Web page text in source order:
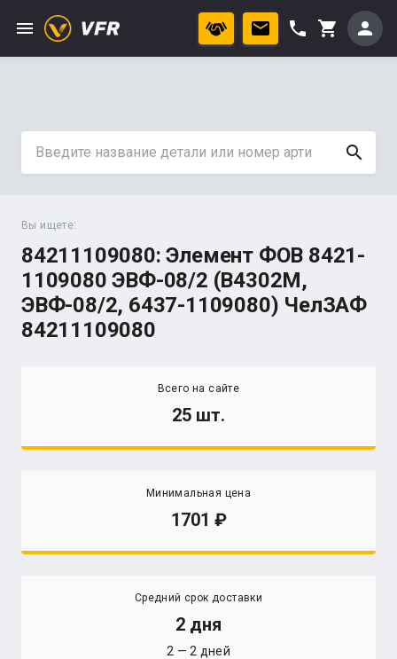
menu phone shopping_cart person
search
Вы ищете:
84211109080: Элемент ФОВ 8421-
1109080 ЭВФ-08/2 (В4302М,
ЭВФ-08/2, 6437-1109080) ЧелЗАФ
84211109080
Всего на сайте
25 шт.
Минимальная цена
1701
Средний срок доставки
2 дня
2 — 2 дней